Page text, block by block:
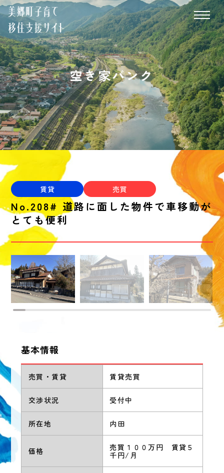
空き家バンク
賃貸 売買
No.208# 道路に面した物件で車移動が
とても便利
基本情報
売買・賃貸 賃貸売買
交渉状況 受付中
所在地 内田
価格
売買１００万円 賃貸５
千円/月